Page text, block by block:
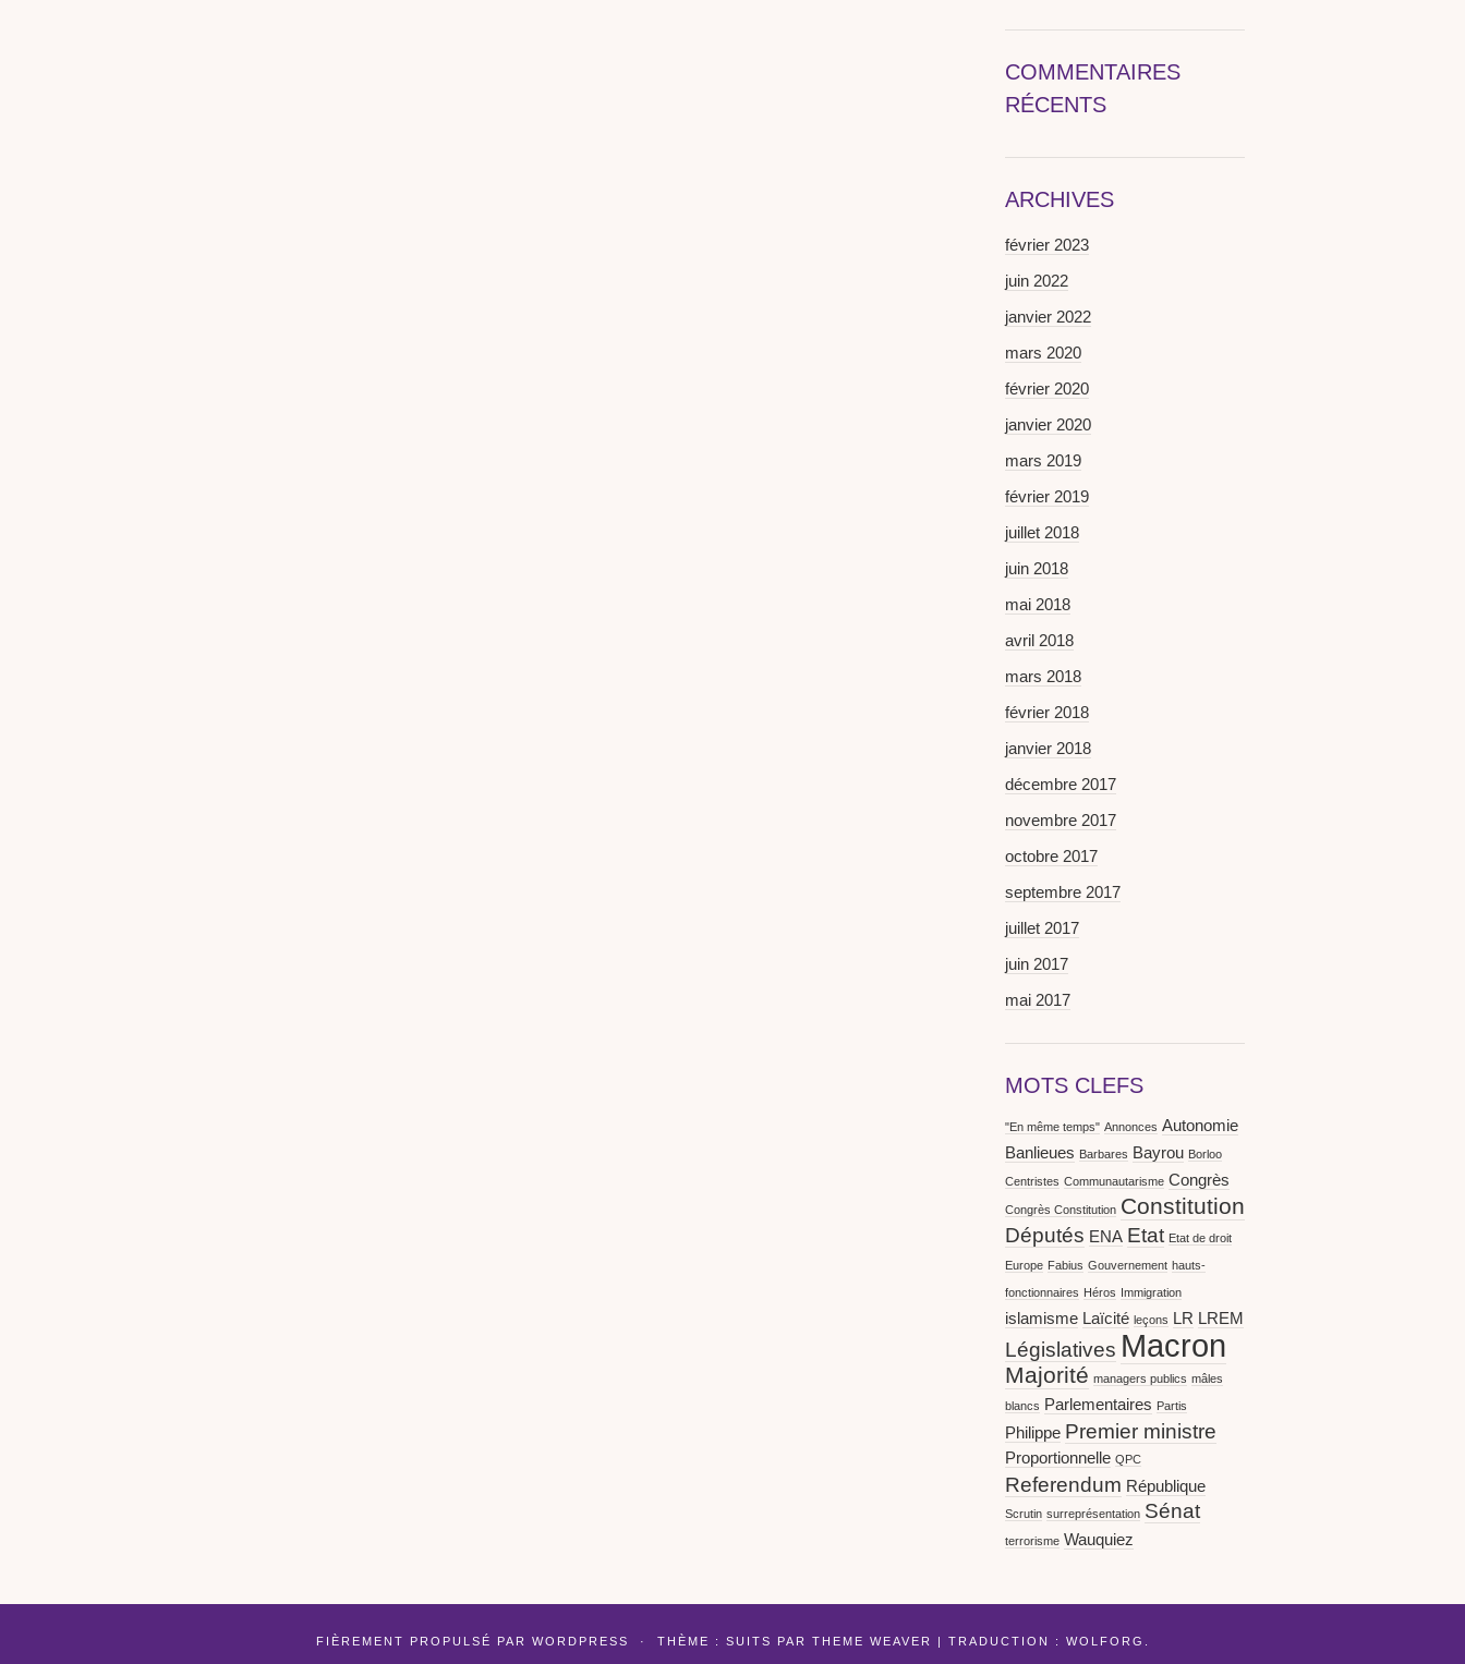
COMMENTAIRES
RÉCENTS
ARCHIVES
février 2023
juin 2022
janvier 2022
mars 2020
février 2020
janvier 2020
mars 2019
février 2019
juillet 2018
juin 2018
mai 2018
avril 2018
mars 2018
février 2018
janvier 2018
décembre 2017
novembre 2017
octobre 2017
septembre 2017
juillet 2017
juin 2017
mai 2017
MOTS CLEFS
"En même temps" Annonces Autonomie
Banlieues Barbares Bayrou Borloo
Centristes Communautarisme Congrès
Congrès Constitution Constitution
Députés ENA Etat Etat de droit
Europe Fabius Gouvernement hauts-
fonctionnaires Héros Immigration
islamisme Laïcité leçons LR LREM
Législatives Macron
Majorité managers publics mâles
blancs Parlementaires Partis
Philippe Premier ministre
Proportionnelle QPC
Referendum République
Scrutin surreprésentation Sénat
terrorisme Wauquiez
FIÈREMENT PROPULSÉ PAR WORDPRESS · THÈME : SUITS PAR THEME WEAVER | TRADUCTION : WOLFORG